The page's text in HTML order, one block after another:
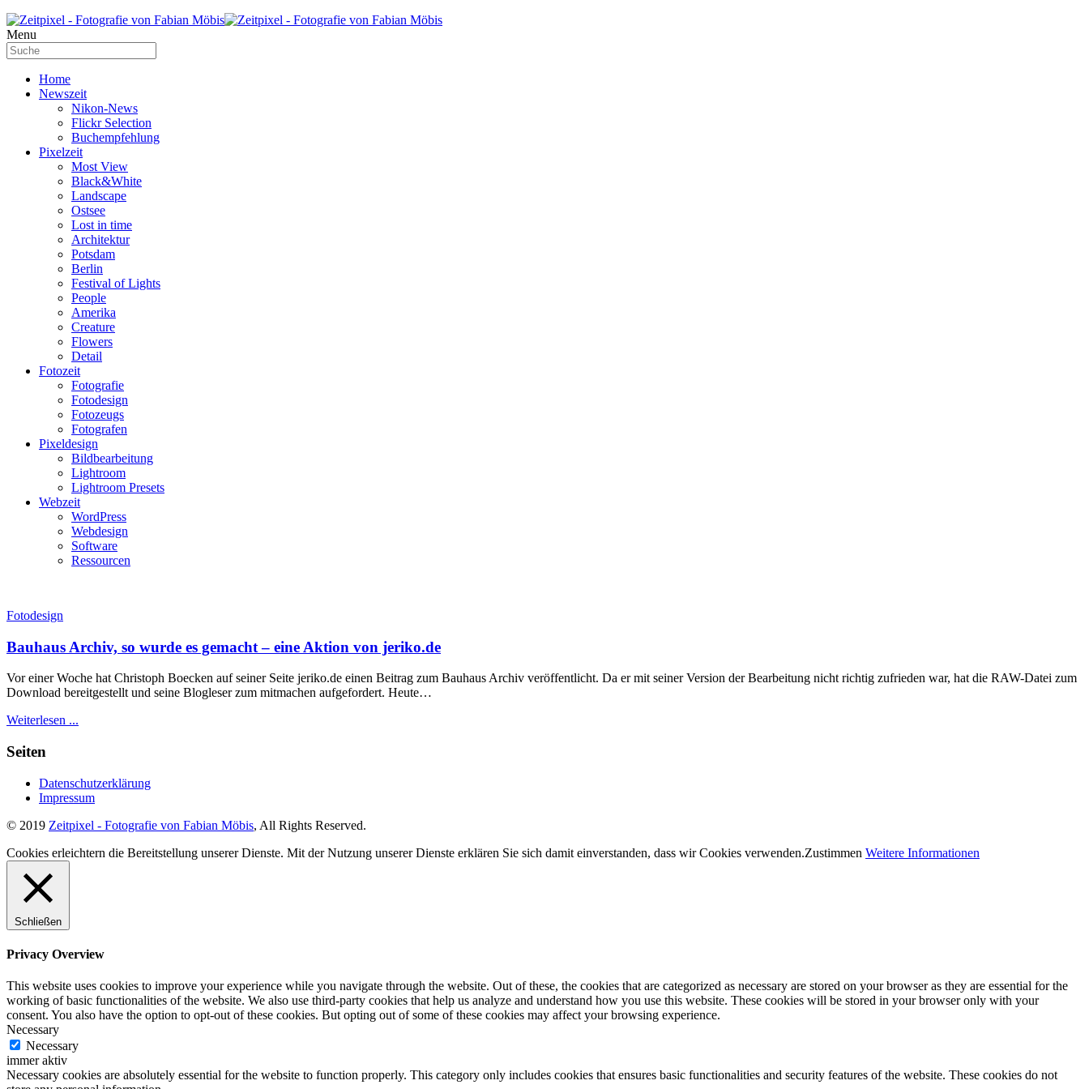
Menu
Home
Newszeit
Nikon-News
Flickr Selection
Buchempfehlung
Pixelzeit
Most View
Black&White
Landscape
Ostsee
Lost in time
Architektur
Potsdam
Berlin
Festival of Lights
People
Amerika
Creature
Flowers
Detail
Fotozeit
Fotografie
Fotodesign
Fotozeugs
Fotografen
Pixeldesign
Bildbearbeitung
Lightroom
Lightroom Presets
Webzeit
WordPress
Webdesign
Software
Ressourcen
Fotodesign
Bauhaus Archiv, so wurde es gemacht – eine Aktion von jeriko.de
Vor einer Woche hat Christoph Boecken auf seiner Seite jeriko.de einen Beitrag zum Bauhaus Archiv veröffentlicht. Da er mit seiner Version der Bearbeitung nicht richtig zufrieden war, hat die RAW-Datei zum
Download bereitgestellt und seine Blogleser zum mitmachen aufgefordert. Heute…
Weiterlesen ...
Seiten
Datenschutzerklärung
Impressum
© 2019 Zeitpixel - Fotografie von Fabian Möbis, All Rights Reserved.
Cookies erleichtern die Bereitstellung unserer Dienste. Mit der Nutzung unserer Dienste erklären Sie sich damit einverstanden, dass wir Cookies verwenden.Zustimmen Weitere Informationen
Schließen
Privacy Overview
This website uses cookies to improve your experience while you navigate through the website. Out of these, the cookies that are categorized as necessary are stored on your browser as they are essential for the
working of basic functionalities of the website. We also use third-party cookies that help us analyze and understand how you use this website. These cookies will be stored in your browser only with your
consent. You also have the option to opt-out of these cookies. But opting out of some of these cookies may affect your browsing experience.
Necessary
Necessary
immer aktiv
Necessary cookies are absolutely essential for the website to function properly. This category only includes cookies that ensures basic functionalities and security features of the website. These cookies do not